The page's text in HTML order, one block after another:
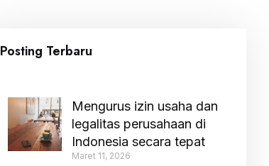
Posting Terbaru
Mengurus izin usaha dan
legalitas perusahaan di
Indonesia secara tepat
Maret 11, 2026